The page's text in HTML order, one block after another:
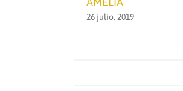
26 julio, 2019